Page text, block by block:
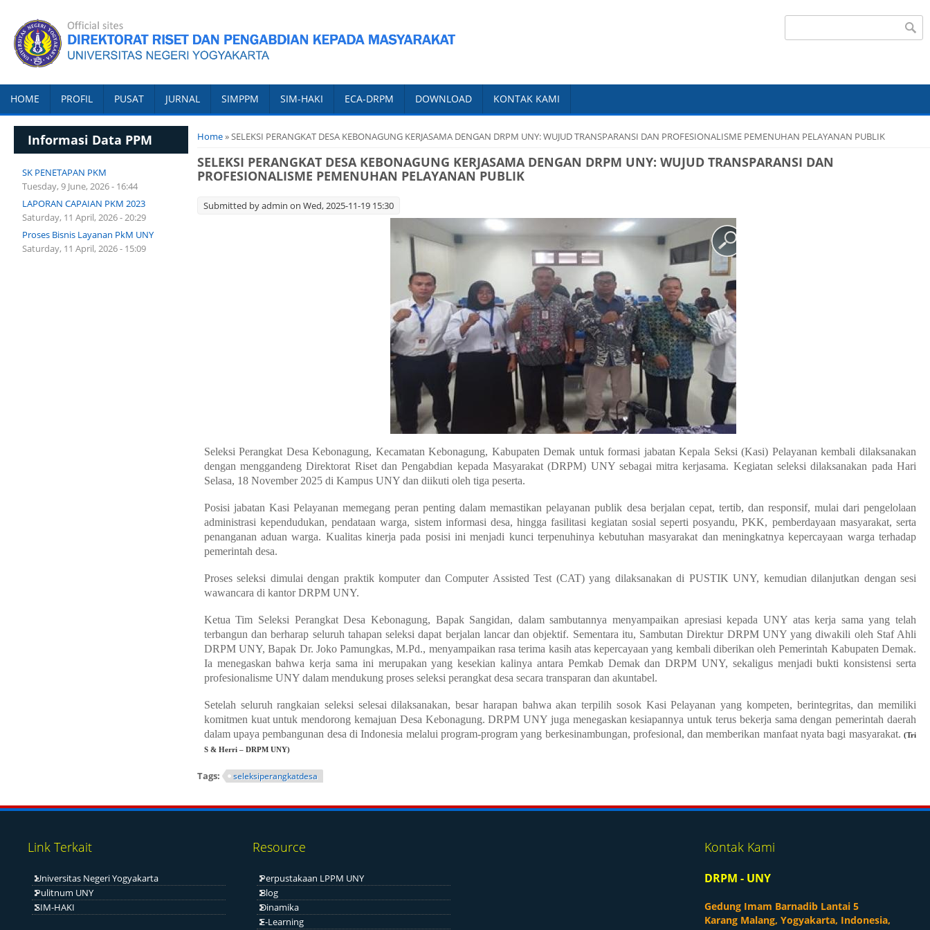
Search form
HOME PROFIL PUSAT JURNAL SIMPPM SIM-HAKI ECA-DRPM DOWNLOAD KONTAK KAMI
You are here
Home» SELEKSI PERANGKAT DESA KEBONAGUNG KERJASAMA DENGAN DRPM UNY: WUJUD TRANSPARANSI DAN PROFESIONALISME PEMENUHAN PELAYANAN PUBLIK
SELEKSI PERANGKAT DESA KEBONAGUNG KERJASAMA DENGAN DRPM UNY: WUJUD TRANSPARANSI DAN
PROFESIONALISME PEMENUHAN PELAYANAN PUBLIK
Submitted byadmin on Wed, 2025-11-19 15:30
Seleksi Perangkat Desa Kebonagung, Kecamatan Kebonagung, Kabupaten Demak untuk formasi jabatan Kepala Seksi (Kasi) Pelayanan kembali dilaksanakan
dengan menggandeng Direktorat Riset dan Pengabdian kepada Masyarakat (DRPM) UNY sebagai mitra kerjasama. Kegiatan seleksi dilaksanakan pada Hari
Selasa, 18 November 2025 di Kampus UNY dan diikuti oleh tiga peserta.
Posisi jabatan Kasi Pelayanan memegang peran penting dalam memastikan pelayanan publik desa berjalan cepat, tertib, dan responsif, mulai dari pengelolaan
administrasi kependudukan, pendataan warga, sistem informasi desa, hingga fasilitasi kegiatan sosial seperti posyandu, PKK, pemberdayaan masyarakat, serta
penanganan aduan warga. Kualitas kinerja pada posisi ini menjadi kunci terpenuhinya kebutuhan masyarakat dan meningkatnya kepercayaan warga terhadap
pemerintah desa.
Proses seleksi dimulai dengan praktik komputer danComputer Assisted Test (CAT) yang dilaksanakan di PUSTIK UNY, kemudian dilanjutkan dengan sesi
wawancara di kantor DRPM UNY.
Ketua Tim Seleksi Perangkat Desa Kebonagung, Bapak Sangidan, dalam sambutannya menyampaikan apresiasi kepada UNY atas kerja sama yang telah
terbangun dan berharap seluruh tahapan seleksi dapat berjalan lancar dan objektif. Sementara itu, Sambutan Direktur DRPM UNY yang diwakili oleh Staf Ahli
DRPM UNY, Bapak Dr. Joko Pamungkas, M.Pd., menyampaikan rasa terima kasih atas kepercayaan yang kembali diberikan oleh Pemerintah Kabupaten Demak.
Ia menegaskan bahwa kerja sama ini merupakan yang kesekian kalinya antara Pemkab Demak dan DRPM UNY, sekaligus menjadi bukti konsistensi serta
profesionalisme UNY dalam mendukung proses seleksi perangkat desa secara transparan dan akuntabel.
Setelah seluruh rangkaian seleksi selesai dilaksanakan, besar harapan bahwa akan terpilih sosok Kasi Pelayanan yang kompeten, berintegritas, dan memiliki
komitmen kuat untuk mendorong kemajuan Desa Kebonagung. DRPM UNY juga menegaskan kesiapannya untuk terus bekerja sama dengan pemerintah daerah
dalam upaya pembangunan desa di Indonesia melalui program-program yang berkesinambungan, profesional, dan memberikan manfaat nyata bagi masyarakat. (Tri
S & Herri – DRPM UNY)
Tags: seleksiperangkatdesa
Informasi Data PPM
SK PENETAPAN PKM
Tuesday, 9 June, 2026 - 16:44
LAPORAN CAPAIAN PKM 2023
Saturday, 11 April, 2026 - 20:29
Proses Bisnis Layanan PkM UNY
Saturday, 11 April, 2026 - 15:09
Link Terkait
Universitas Negeri Yogyakarta
Pulitnum UNY
SIM-HAKI
Resource
Perpustakaan LPPM UNY
Blog
Dinamika
E-Learning
Kontak Kami
DRPM - UNY
Gedung Imam Barnadib Lantai 5
Karang Malang, Yogyakarta, Indonesia,